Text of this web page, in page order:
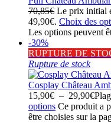
70,85€ Le prix initial
49,90€. Choix des
Les options peuvent
-30%
RUPTURE DE
Rupture de stock
Cosplay Château
15,90€ – 29,90€
options Ce produit a
être choisies sur la